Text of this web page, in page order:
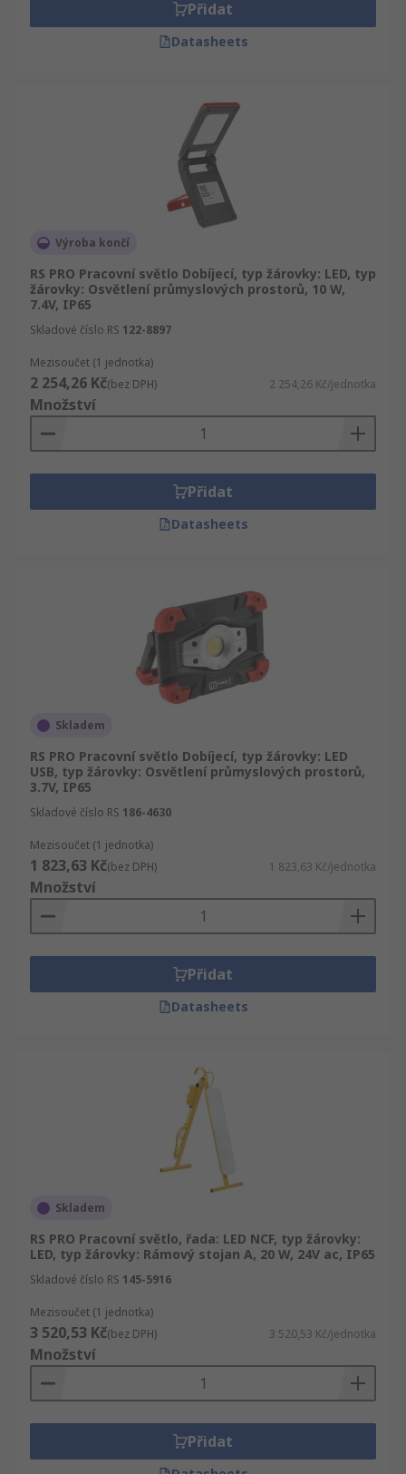
Přidat
Datasheets
Výroba končí
RS PRO Pracovní světlo Dobíjecí, typ žárovky: LED, typ
žárovky: Osvětlení průmyslových prostorů, 10 W,
7.4V, IP65
Skladové číslo RS 122-8897
Mezisoučet (1 jednotka)
2 254,26 Kč(bez DPH) 2 254,26 Kč/jednotka
Množství
Přidat
Datasheets
Skladem
RS PRO Pracovní světlo Dobíjecí, typ žárovky: LED
USB, typ žárovky: Osvětlení průmyslových prostorů,
3.7V, IP65
Skladové číslo RS 186-4630
Mezisoučet (1 jednotka)
1 823,63 Kč(bez DPH) 1 823,63 Kč/jednotka
Množství
Přidat
Datasheets
Skladem
RS PRO Pracovní světlo, řada: LED NCF, typ žárovky:
LED, typ žárovky: Rámový stojan A, 20 W, 24V ac, IP65
Skladové číslo RS 145-5916
Mezisoučet (1 jednotka)
3 520,53 Kč(bez DPH) 3 520,53 Kč/jednotka
Množství
Přidat